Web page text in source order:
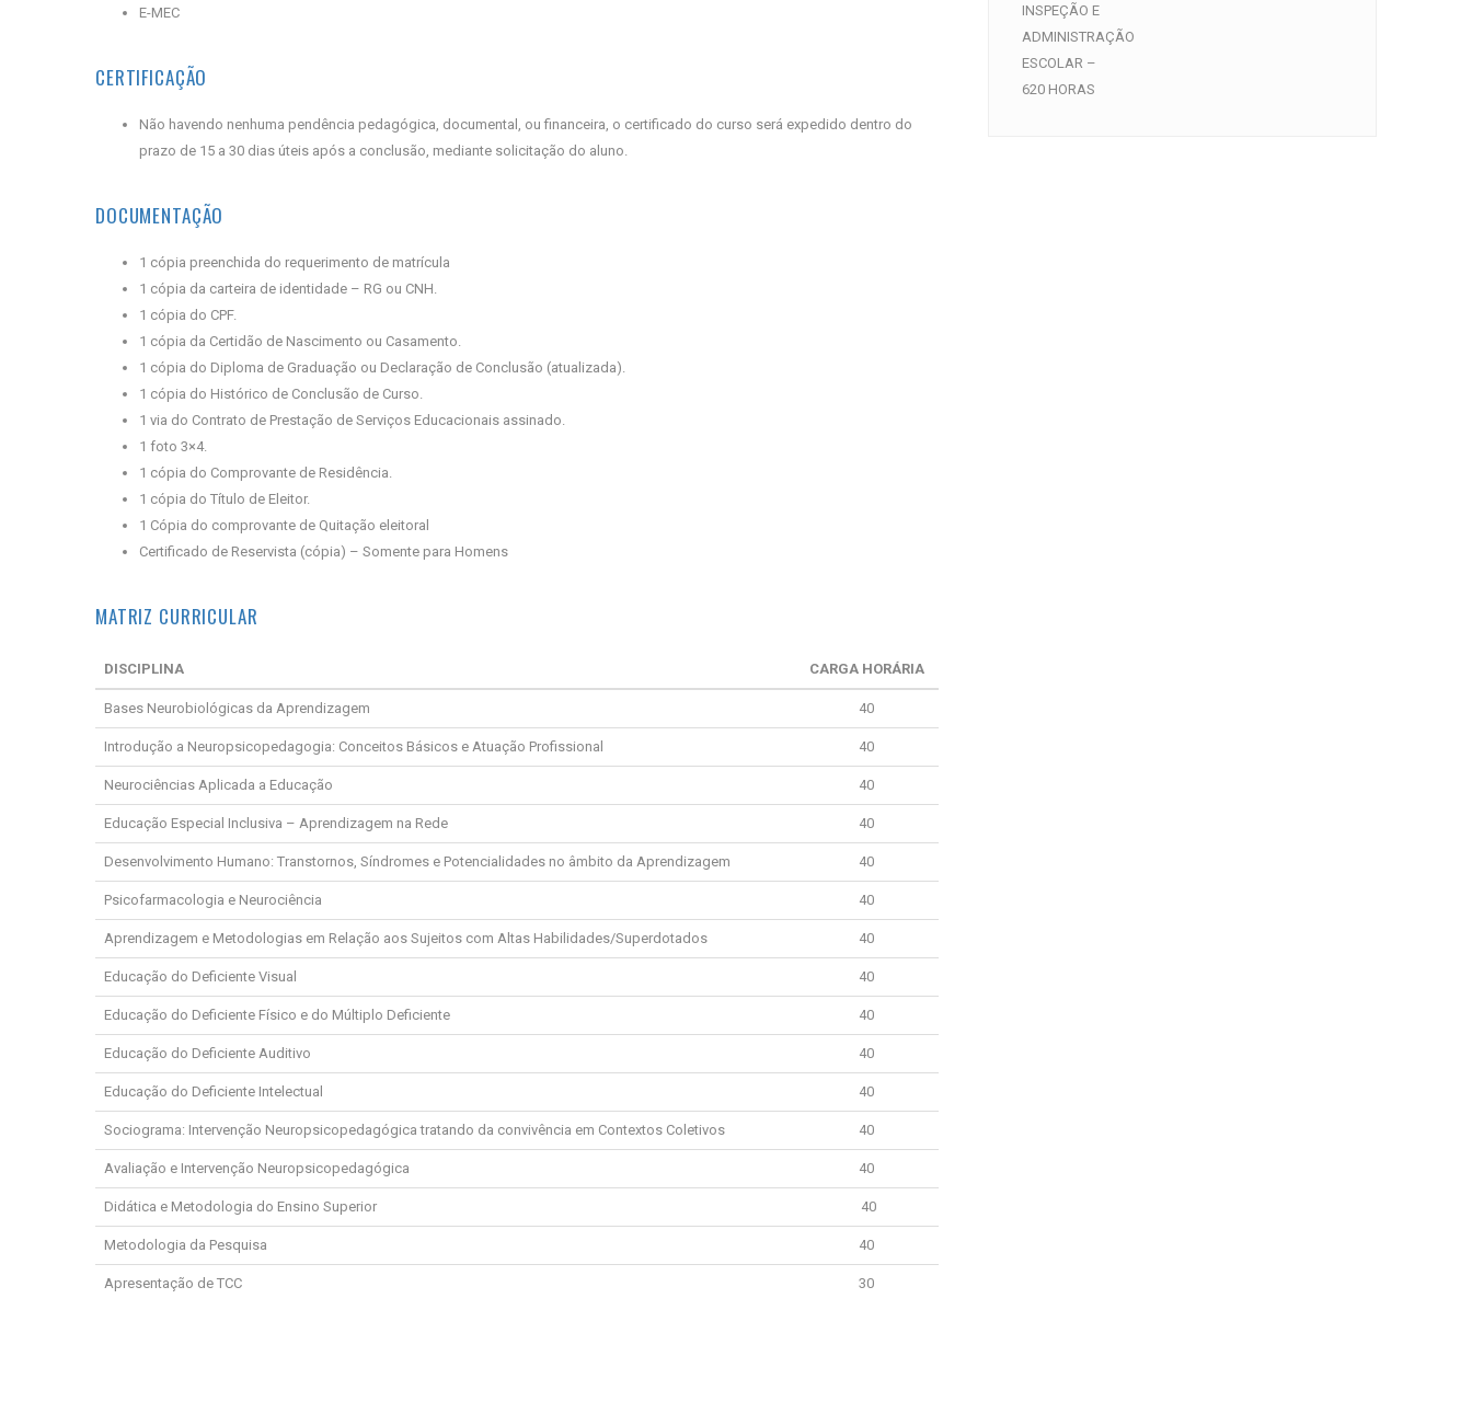
E-MEC
CERTIFICAÇÃO
Não havendo nenhuma pendência pedagógica, documental, ou financeira, o certificado do curso será expedido dentro do
prazo de 15 a 30 dias úteis após a conclusão, mediante solicitação do aluno.
DOCUMENTAÇÃO
1 cópia preenchida do requerimento de matrícula
1 cópia da carteira de identidade – RG ou CNH.
1 cópia do CPF.
1 cópia da Certidão de Nascimento ou Casamento.
1 cópia do Diploma de Graduação ou Declaração de Conclusão (atualizada).
1 cópia do Histórico de Conclusão de Curso.
1 via do Contrato de Prestação de Serviços Educacionais assinado.
1 foto 3×4.
1 cópia do Comprovante de Residência.
1 cópia do Título de Eleitor.
1 Cópia do comprovante de Quitação eleitoral
Certificado de Reservista (cópia) – Somente para Homens
MATRIZ CURRICULAR
DISCIPLINA CARGA HORÁRIA
Bases Neurobiológicas da Aprendizagem 40
Introdução a Neuropsicopedagogia: Conceitos Básicos e Atuação Profissional 40
Neurociências Aplicada a Educação 40
Educação Especial Inclusiva – Aprendizagem na Rede 40
Desenvolvimento Humano: Transtornos, Síndromes e Potencialidades no âmbito da Aprendizagem 40
Psicofarmacologia e Neurociência 40
Aprendizagem e Metodologias em Relação aos Sujeitos com Altas Habilidades/Superdotados 40
Educação do Deficiente Visual 40
Educação do Deficiente Físico e do Múltiplo Deficiente 40
Educação do Deficiente Auditivo 40
Educação do Deficiente Intelectual 40
Sociograma: Intervenção Neuropsicopedagógica tratando da convivência em Contextos Coletivos 40
Avaliação e Intervenção Neuropsicopedagógica 40
Didática e Metodologia do Ensino Superior 40
Metodologia da Pesquisa 40
Apresentação de TCC 30